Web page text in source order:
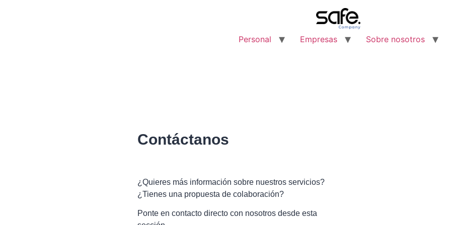
Personal Empresas Sobre nosotros
Contáctanos
¿Quieres más información sobre nuestros servicios?
¿Tienes una propuesta de colaboración?
Ponte en contacto directo con nosotros desde esta